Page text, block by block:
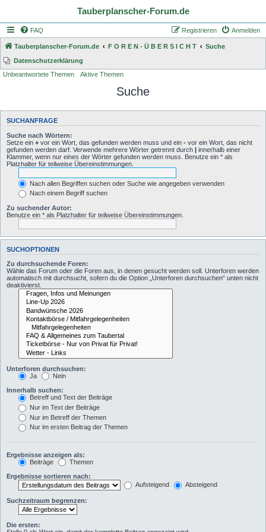
Tauberplanscher-Forum.de
FAQ Anmelden
Registrieren
Tauberplanscher-Forum.de F O R E N - Ü B E R S I C H T
Suche
Datenschutzerklärung
Unbeantwortete Themen
Aktive Themen
Suche
SUCHANFRAGE
Suche nach Wörtern:
Setze ein + vor ein Wort, das gefunden werden muss und ein - vor ein Wort, das nicht
gefunden werden darf. Verwende mehrere Wörter getrennt durch | innerhalb einer
Klammer, wenn nur eines der Wörter gefunden werden muss. Benutze ein * als
Platzhalter für teilweise Übereinstimmungen.
Nach allen Begriffen suchen oder Suche wie angegeben verwenden
Nach einem Begriff suchen
Zu suchender Autor:
Benutze ein * als Platzhalter für teilweise Übereinstimmungen.
SUCHOPTIONEN
Zu durchsuchende Foren:
Wähle das Forum oder die Foren aus, in denen gesucht werden soll. Unterforen werden
automatisch mit durchsucht, sofern du die Option „Unterforen durchsuchen“ unten nicht
deaktivierst.
Unterforen durchsuchen:
Ja
Nein
Innerhalb suchen:
Betreff und Text der Beiträge
Nur im Text der Beiträge
Nur im Betreff der Themen
Nur im ersten Beitrag der Themen
Ergebnisse anzeigen als:
Beiträge
Themen
Ergebnisse sortieren nach:
Aufsteigend
Absteigend
Suchzeitraum begrenzen:
Die ersten: